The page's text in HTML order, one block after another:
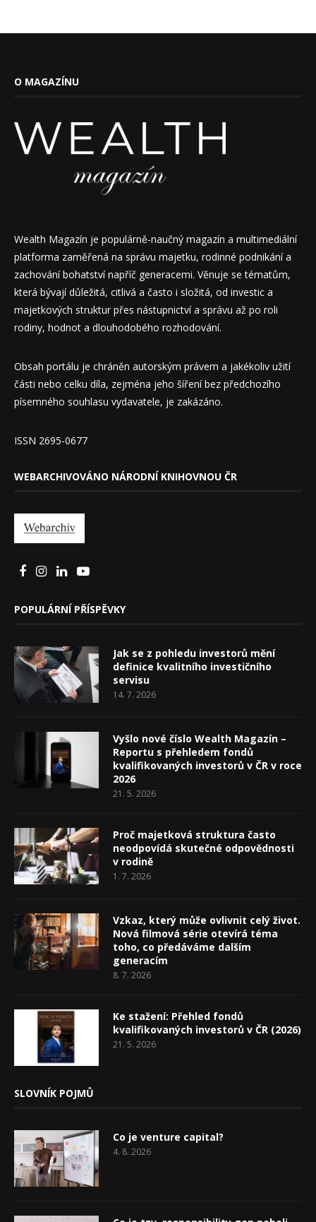
O MAGAZÍNU
Wealth Magazín je populárně-naučný magazín a multimediální
platforma zaměřená na správu majetku, rodinné podnikání a
zachování bohatství napříč generacemi. Věnuje se tématům,
která bývají důležitá, citlivá a často i složitá, od investic a
majetkových struktur přes nástupnictví a správu až po roli
rodiny, hodnot a dlouhodobého rozhodování.
Obsah portálu je chráněn autorským právem a jakékoliv užití
části nebo celku díla, zejména jeho šíření bez předchozího
písemného souhlasu vydavatele, je zakázáno.
ISSN 2695-0677
WEBARCHIVOVÁNO NÁRODNÍ KNIHOVNOU ČR
POPULÁRNÍ PŘÍSPĚVKY
Jak se z pohledu investorů mění
definice kvalitního investičního
servisu
14. 7. 2026
Vyšlo nové číslo Wealth Magazín –
Reportu s přehledem fondů
kvalifikovaných investorů v ČR v roce
2026
21. 5. 2026
Proč majetková struktura často
neodpovídá skutečné odpovědnosti
v rodině
1. 7. 2026
Vzkaz, který může ovlivnit celý život.
Nová filmová série otevírá téma
toho, co předáváme dalším
generacím
8. 7. 2026
Ke stažení: Přehled fondů
kvalifikovaných investorů v ČR (2026)
21. 5. 2026
SLOVNÍK POJMŮ
Co je venture capital?
4. 8. 2026